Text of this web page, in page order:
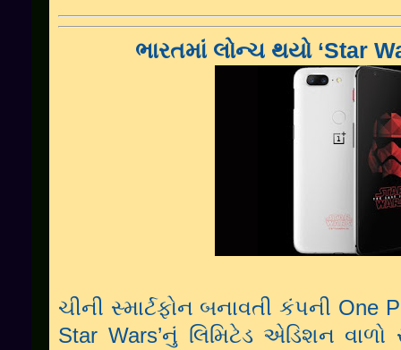
ભારતમાં લોન્ચ થયો ‘Star
ચીની સ્માર્ટફોન બનાવતી કંપની One
Star Wars’નું લિમિટેડ એડિશન વાળો